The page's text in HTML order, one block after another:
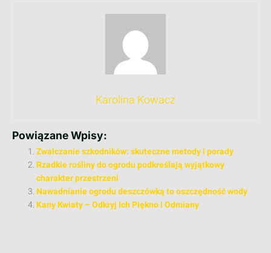
Karolina Kowacz
Powiązane Wpisy:
Zwalczanie szkodników: skuteczne metody i porady
Rzadkie rośliny do ogrodu podkreślają wyjątkowy
charakter przestrzeni
Nawadnianie ogrodu deszczówką to oszczędność wody
Kany Kwiaty – Odkryj Ich Piękno i Odmiany